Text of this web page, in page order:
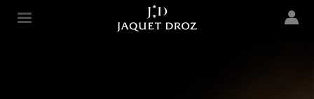
content
Jaquet Droz